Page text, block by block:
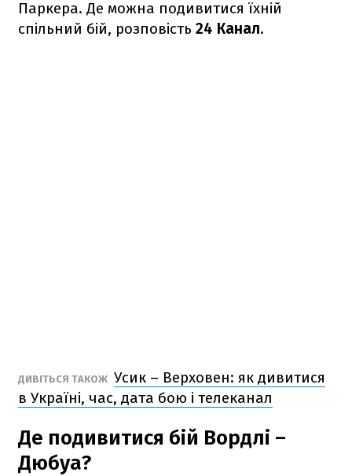
Паркера. Де можна подивитися їхній
спільний бій, розповість 24 Канал.
ДИВІТЬСЯ ТАКОЖ Усик – Верховен: як дивитися
в Україні, час, дата бою і телеканал
Де подивитися бій Вордлі –
Дюбуа?